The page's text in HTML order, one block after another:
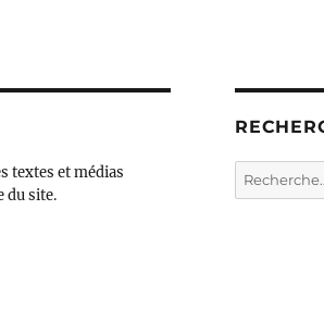
textes et médias
du site.
Recherche
pour :